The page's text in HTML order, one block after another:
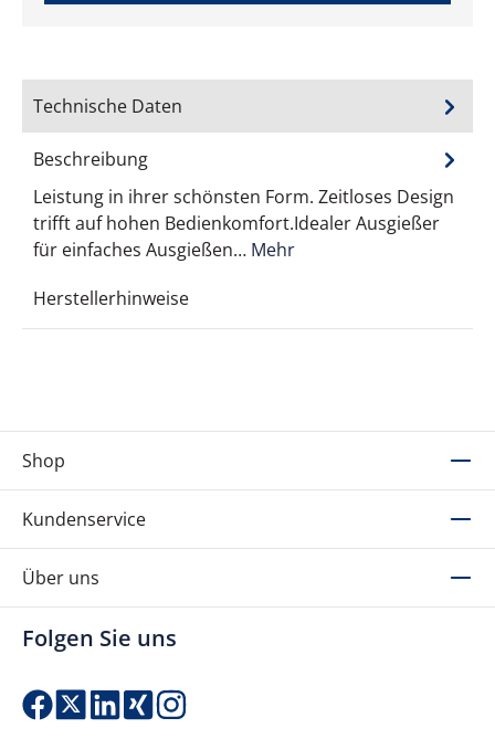
Technische Daten
Beschreibung
Leistung in ihrer schönsten Form. Zeitloses Design
trifft auf hohen Bedienkomfort.Idealer Ausgießer
für einfaches Ausgießen… Mehr
Herstellerhinweise
Shop
Kundenservice
Über uns
Folgen Sie uns